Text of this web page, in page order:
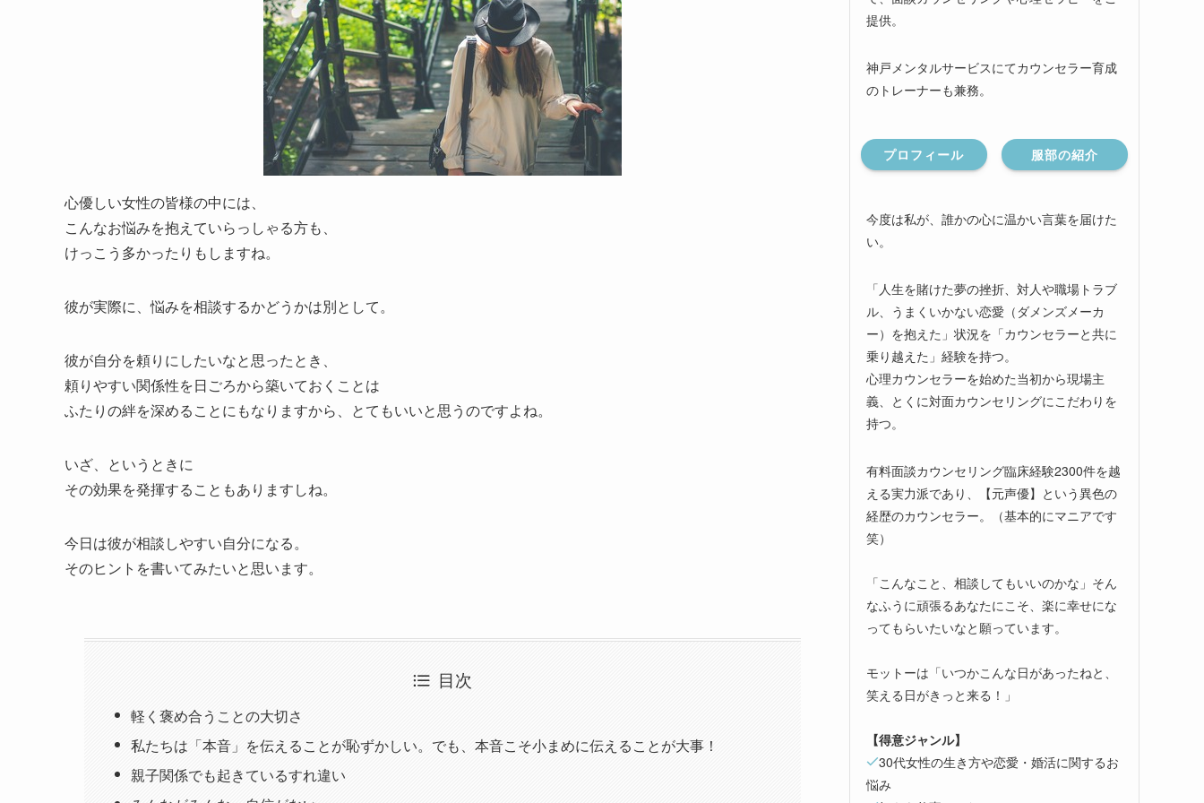
心優しい女性の皆様の中には、
こんなお悩みを抱えていらっしゃる方も、
けっこう多かったりもしますね。
彼が実際に、悩みを相談するかどうかは別として。
彼が自分を頼りにしたいなと思ったとき、
頼りやすい関係性を日ごろから築いておくことは
ふたりの絆を深めることにもなりますから、とてもいいと思うのですよね。
いざ、というときに
その効果を発揮することもありますしね。
今日は彼が相談しやすい自分になる。
そのヒントを書いてみたいと思います。
目次
軽く褒め合うことの大切さ
私たちは「本音」を伝えることが恥ずかしい。でも、本音こそ小まめに伝えることが大事！
親子関係でも起きているすれ違い
提供。
神戸メンタルサービスにてカウンセラー育成
のトレーナーも兼務。
プロフィール 服部の紹介
今度は私が、誰かの心に温かい言葉を届けた
い。
「人生を賭けた夢の挫折、対人や職場トラブ
ル、うまくいかない恋愛（ダメンズメーカ
ー）を抱えた」状況を「カウンセラーと共に
乗り越えた」経験を持つ。
心理カウンセラーを始めた当初から現場主
義、とくに対面カウンセリングにこだわりを
持つ。
有料面談カウンセリング臨床経験2300件を越
える実力派であり、【元声優】という異色の
経歴のカウンセラー。（基本的にマニアです
笑）
「こんなこと、相談してもいいのかな」そん
なふうに頑張るあなたにこそ、楽に幸せにな
ってもらいたいなと願っています。
モットーは「いつかこんな日があったねと、
笑える日がきっと来る！」
【得意ジャンル】
30代女性の生き方や恋愛・婚活に関するお
悩み